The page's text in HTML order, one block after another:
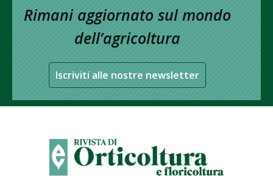
Rimani aggiornato sul mondo
dell’agricoltura
Iscriviti alle nostre newsletter